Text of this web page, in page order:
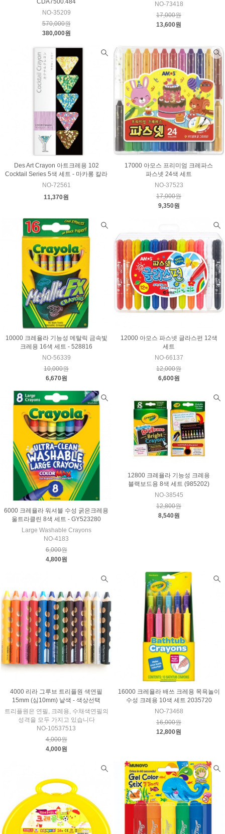
CDA7500.484
NO-35209
570,000원
380,000원
NO-73418
17,000원
13,600원
Des Art Crayon 아트크레용 102
Cocktail Series 5색 세트 - 마카롱 칼라
NO-72561
11,370원
17000 아모스 프리미엄 크레파스
파스넷 24색 세트
NO-37523
17,000원
9,350원
10000 크레욜라 기능성 메탈릭 금속빛
크레용 16색 세트 - 528816
NO-56339
10,000원
6,670원
12000 아모스 파스넷 글라스펀 12색
세트
NO-66137
12,000원
6,600원
6000 크레욜라 워셔블 수성 굵은크레용
울트라클린 8색 세트 - GY523280
Large Washable Crayons
NO-4183
6,000원
4,800원
12800 크레욜라 기능성 크레용
블랙보드용 8색 세트 (985202)
NO-38545
12,800원
8,540원
4000 리라 그루브 트리플원 색연필
15mm (심10mm) 낱색 - 색상선택
트리플원은 연필, 크레용, 수채색연필의
성격을 모두 가지고 있습니다
NO-10537513
4,000원
4,000원
16000 크레욜라 배쓰 크레용 목욕놀이
수성 크레용 10색 세트 2035720
NO-73468
16,000원
12,800원